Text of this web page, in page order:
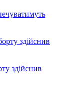
здійснив